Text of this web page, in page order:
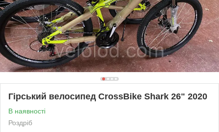
Гірський велосипед CrossBike Shark 26" 2020
В наявності
Роздріб